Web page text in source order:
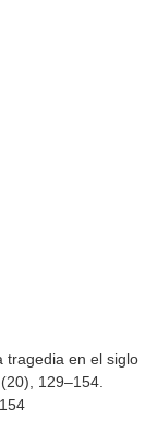
tragedia en el siglo
, (20), 129–154.